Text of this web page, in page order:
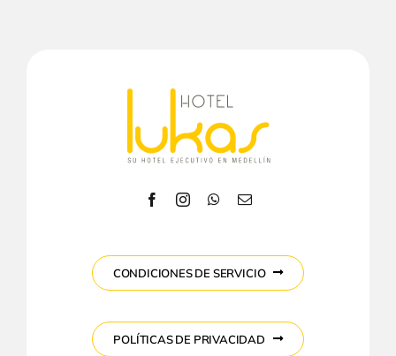
CONDICIONES DE SERVICIO
POLÍTICAS DE PRIVACIDAD